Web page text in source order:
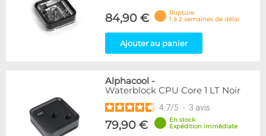
84,90 €
Rupture
1 à 2 semaines de délai
Ajouter au panier
Alphacool -
Waterblock CPU Core 1 LT Noir
4.7/5 - 3 avis
79,90 €
En stock
Expédition immédiate